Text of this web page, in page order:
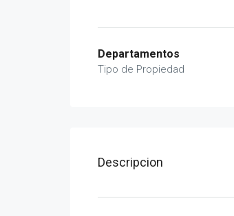
Departamentos
Tipo de Propiedad
Descripcion